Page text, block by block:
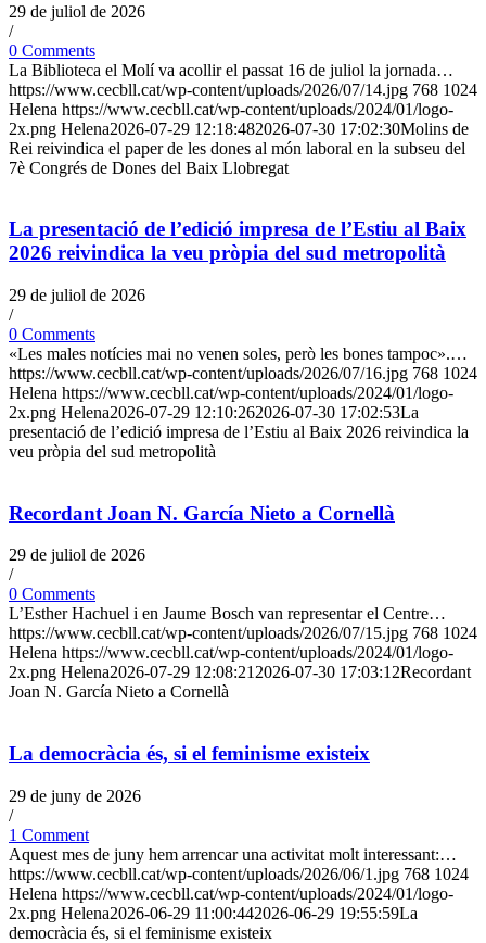
29 de juliol de 2026
/
0 Comments
La Biblioteca el Molí va acollir el passat 16 de juliol la jornada…
https://www.cecbll.cat/wp-content/uploads/2026/07/14.jpg 768 1024
Helena https://www.cecbll.cat/wp-content/uploads/2024/01/logo-
2x.png Helena2026-07-29 12:18:482026-07-30 17:02:30Molins de
Rei reivindica el paper de les dones al món laboral en la subseu del
7è Congrés de Dones del Baix Llobregat
La presentació de l’edició impresa de l’Estiu al Baix
2026 reivindica la veu pròpia del sud metropolità
29 de juliol de 2026
/
0 Comments
«Les males notícies mai no venen soles, però les bones tampoc».…
https://www.cecbll.cat/wp-content/uploads/2026/07/16.jpg 768 1024
Helena https://www.cecbll.cat/wp-content/uploads/2024/01/logo-
2x.png Helena2026-07-29 12:10:262026-07-30 17:02:53La
presentació de l’edició impresa de l’Estiu al Baix 2026 reivindica la
veu pròpia del sud metropolità
Recordant Joan N. García Nieto a Cornellà
29 de juliol de 2026
/
0 Comments
L’Esther Hachuel i en Jaume Bosch van representar el Centre…
https://www.cecbll.cat/wp-content/uploads/2026/07/15.jpg 768 1024
Helena https://www.cecbll.cat/wp-content/uploads/2024/01/logo-
2x.png Helena2026-07-29 12:08:21 2026-07-30 17:03:12Recordant
Joan N. García Nieto a Cornellà
La democràcia és, si el feminisme existeix
29 de juny de 2026
/
1 Comment
Aquest mes de juny hem arrencar una activitat molt interessant:…
https://www.cecbll.cat/wp-content/uploads/2026/06/1.jpg 768 1024
Helena https://www.cecbll.cat/wp-content/uploads/2024/01/logo-
2x.png Helena2026-06-29 11:00:442026-06-29 19:55:59La
democràcia és, si el feminisme existeix